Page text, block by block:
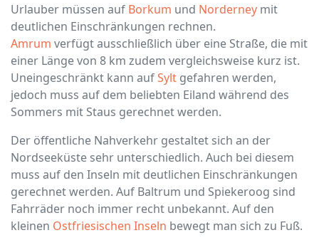
Urlauber müssen auf Borkum und Norderney mit
deutlichen Einschränkungen rechnen.
Amrum verfügt ausschließlich über eine Straße, die mit
einer Länge von 8 km zudem vergleichsweise kurz ist.
Uneingeschränkt kann aufSylt gefahren werden,
jedoch muss auf dem beliebten Eiland während des
Sommers mit Staus gerechnet werden.
Der öffentliche Nahverkehr gestaltet sich an der
Nordseeküste sehr unterschiedlich. Auch bei diesem
muss auf den Inseln mit deutlichen Einschränkungen
gerechnet werden. Auf Baltrum und Spiekeroog sind
Fahrräder noch immer recht unbekannt. Auf den
kleinen Ostfriesischen Inseln bewegt man sich zu Fuß.